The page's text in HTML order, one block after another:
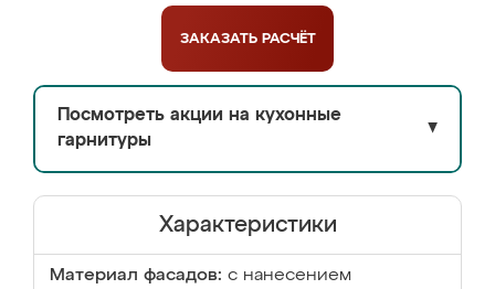
ЗАКАЗАТЬ РАСЧЁТ
Посмотреть акции на кухонные
гарнитуры
▼
Характеристики
Материал фасадов: с нанесением